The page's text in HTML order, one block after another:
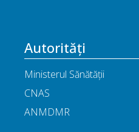
Autorități
Ministerul Sănătății
CNAS
ANMDMR